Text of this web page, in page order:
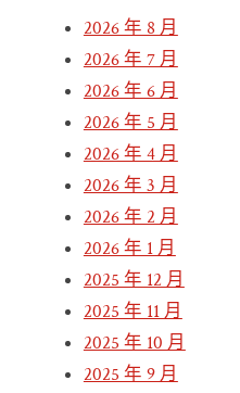
2026 年 8 月
2026 年 7 月
2026 年 6 月
2026 年 5 月
2026 年 4 月
2026 年 3 月
2026 年 2 月
2026 年 1 月
2025 年 12 月
2025 年 11 月
2025 年 10 月
2025 年 9 月